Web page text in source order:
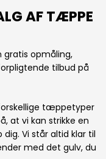
AF TÆPPE
gratis opmåling,
tilbud på
tæppetyper
at vi kan strikke en
Vi står altid klar til
med det gulv, du